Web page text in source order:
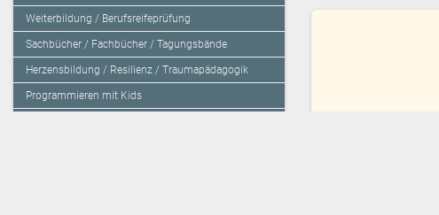
Weiterbildung / Berufsreifeprüfung
Sachbücher / Fachbücher / Tagungsbände
Herzensbildung / Resilienz / Traumapädagogik
Programmieren mit Kids